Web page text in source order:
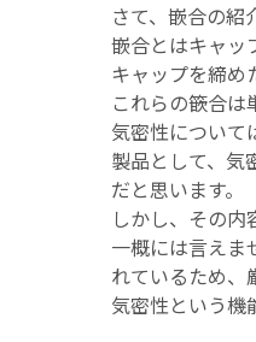
さて、嵌合の紹
嵌合とはキャッ
キャップを締め
これらの篏合は
気密性について
製品として、気
だと思います。
しかし、その
一概には言えま
れているため、
気密性という機